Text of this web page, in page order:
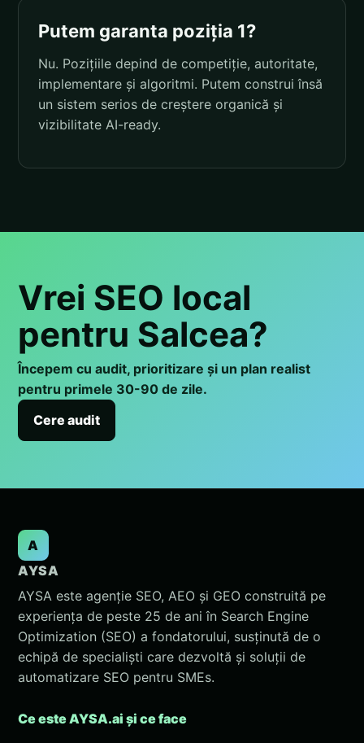
Putem garanta poziția 1?
Nu. Pozițiile depind de competiție, autoritate,
implementare și algoritmi. Putem construi însă
un sistem serios de creștere organică și
vizibilitate AI-ready.
Vrei SEO local
pentru Salcea?
Începem cu audit, prioritizare și un plan realist
pentru primele 30-90 de zile.
Cere audit
A
AYSA
AYSA este agenție SEO, AEO și GEO construită pe
experiența de peste 25 de ani în Search Engine
Optimization (SEO) a fondatorului, susținută de o
echipă de specialiști care dezvoltă și soluții de
automatizare SEO pentru SMEs.
Ce este AYSA.ai și ce face